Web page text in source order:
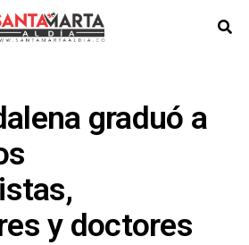
graduó a
y doctores